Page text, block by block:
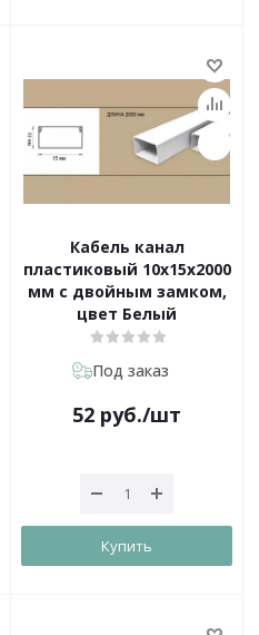
Кабель канал
пластиковый 10х15х2000
мм с двойным замком,
цвет Белый
Под заказ
52 руб./шт
Купить